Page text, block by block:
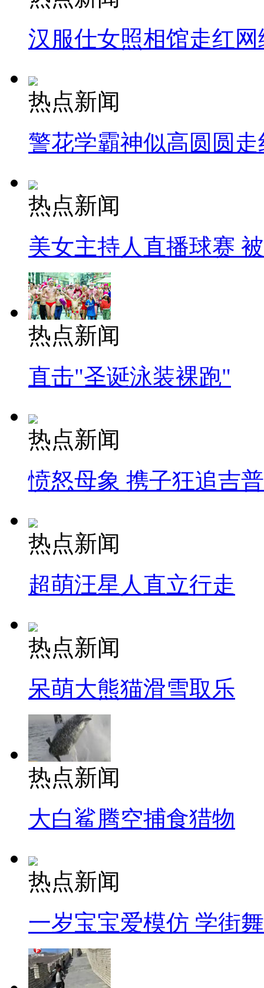
汉服仕女照相馆走红网
热点新闻
警花学霸神似高圆圆走
热点新闻
美女主持人直播球赛
热点新闻
直击"圣诞泳装裸跑"
热点新闻
愤怒母象 携子狂追吉
热点新闻
超萌汪星人直立行走
热点新闻
呆萌大熊猫滑雪取乐
热点新闻
大白鲨腾空捕食猎物
热点新闻
一岁宝宝爱模仿 学街